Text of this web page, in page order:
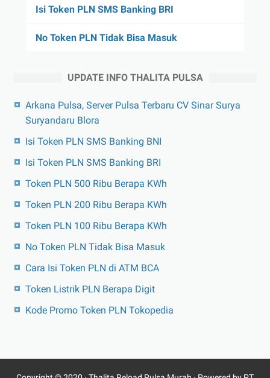
Isi Token PLN SMS Banking BRI
No Token PLN Tidak Bisa Masuk
UPDATE INFO THALITA PULSA
Arkana Pulsa, Server Pulsa Terbaru CV Sinar Surya
Suryandaru Blora
Isi Token PLN SMS Banking BNI
Isi Token PLN SMS Banking BRI
Token PLN 500 Ribu Berapa KWh
Token PLN 200 Ribu Berapa KWh
Token PLN 100 Ribu Berapa KWh
No Token PLN Tidak Bisa Masuk
Cara Isi Token PLN di ATM BCA
Token Listrik PLN Berapa Digit
Kode Promo Token PLN Tokopedia